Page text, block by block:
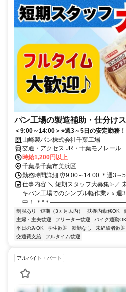
パン工場の製造補助・仕分け
＜9:00～14:00＞⭐週3～5日の安定勤務！
山崎製パン株式会社千葉工場
交通・アクセス JR・千葉モノレール
時給1,200円以上
千葉県千葉市美浜区
勤務時間詳細 ⏰9:00～14:00 ＊週3～
仕事内容 ＼ 短期スタッフ大募集✨／
キパン工場でのシンプル軽作業♪ ⭐
中！ ＊*＊―――――――――――――――
制服あり 短期（3ヵ月以内） 扶養内勤務OK
主婦・主夫歓迎
フリーター歓迎 バイク通勤OK
平日のみOK
学生歓迎 転勤なし 未経験者歓迎
交通費支給
フルタイム歓迎
アルバイト・パート